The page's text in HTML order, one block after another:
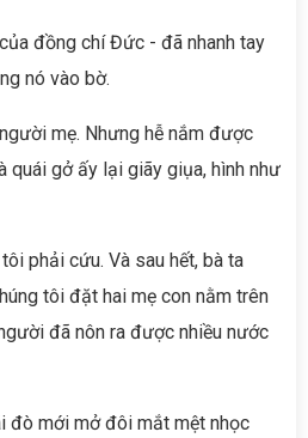
đồng chí Đức - đã nhanh tay
nó vào bờ.
mẹ. Nhưng hễ nắm được
quái gở ấy lại giãy giụa, hình như
phải cứu. Và sau hết, bà ta
tôi đặt hai mẹ con nằm trên
đã nôn ra được nhiều nước
đò mới mở đôi mắt mệt nhọc